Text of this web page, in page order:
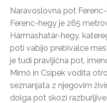
Naravoslovna pot
Ferenc-hegy je 265
Hármashatár-hegy,
poti vabijo prebivalce
je tudi pravljična pot,
Mimó in Csipek vodita
seznanjata z njegovim
dolga pot skozi